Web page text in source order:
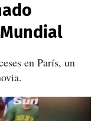
en París, un